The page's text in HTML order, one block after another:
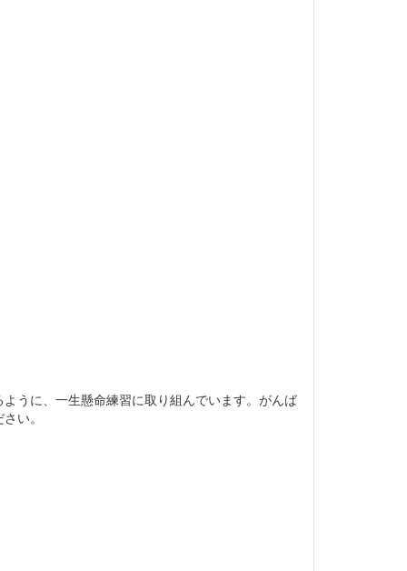
うに、一生懸命練習に取り組んでいます。がんば
い。